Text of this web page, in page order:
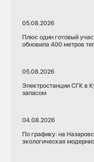
05.08.2026
Плюс один готовый
обновила 400 метров
05.08.2026
Электростанции СГК в
запасом
04.08.2026
По графику: на
экологическая